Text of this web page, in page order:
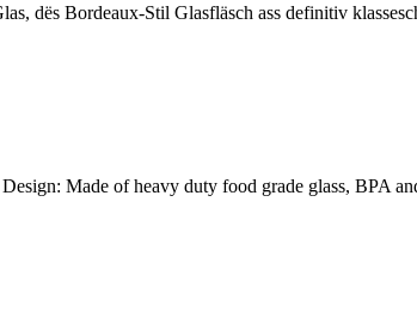
dës Bordeaux-Stil Glasfläsch ass definitiv
Made of heavy duty food grade glass, BPA